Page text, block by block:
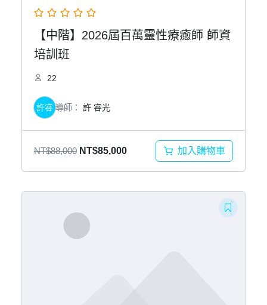
【中階】2026屆百萬靈性療癒師 師資
培訓班
22
許睿 導師： 許 睿光
NT$88,000 原
格：
NT$85,000目
格：
加入購物車